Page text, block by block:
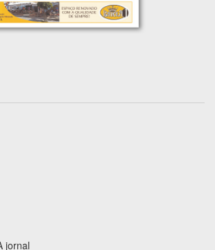
jornal